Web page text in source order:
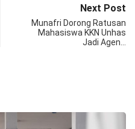
Next Post
Munafri Dorong Ratusan
Mahasiswa KKN Unhas
Jadi Agen…